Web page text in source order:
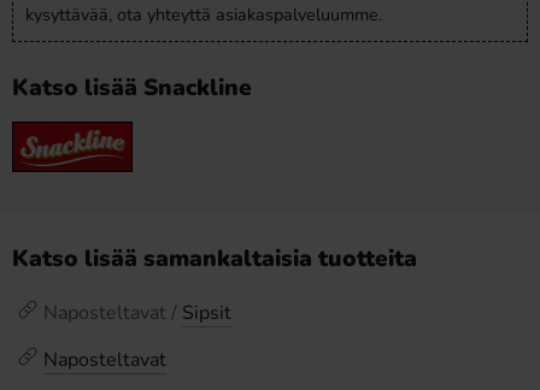
kysyttävää, ota yhteyttä asiakaspalveluumme.
Katso lisää Snackline
Katso lisää samankaltaisia tuotteita
Naposteltavat / Sipsit
Naposteltavat